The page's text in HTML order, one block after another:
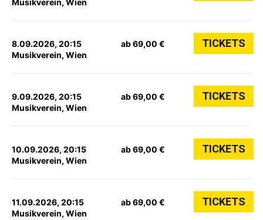
Musikverein, Wien
8.09.2026, 20:15
Musikverein, Wien
ab 69,00 € TICKETS
9.09.2026, 20:15
Musikverein, Wien
ab 69,00 € TICKETS
10.09.2026, 20:15
Musikverein, Wien
ab 69,00 € TICKETS
11.09.2026, 20:15
Musikverein, Wien
ab 69,00 € TICKETS